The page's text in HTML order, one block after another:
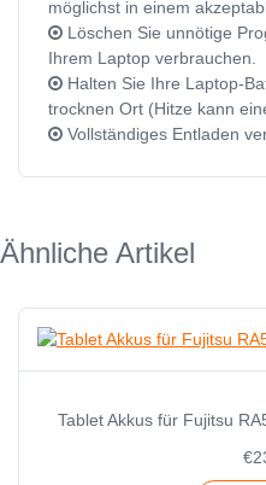
möglichst in einem
Löschen Sie unnötige
Ihrem Laptop verbrauchen.
Halten Sie Ihre Laptop-
trocknen Ort (Hitze kann
Vollständiges Entladen
Ähnliche Artikel
Tablet Akkus für Fujitsu